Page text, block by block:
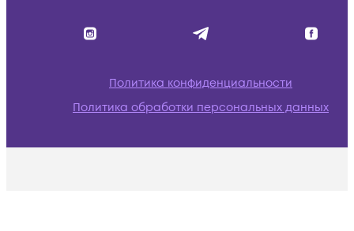
Политика конфиденциальности
Политика обработки персональных данных